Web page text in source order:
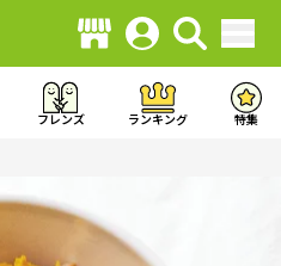
フレンズ ランキング 特集